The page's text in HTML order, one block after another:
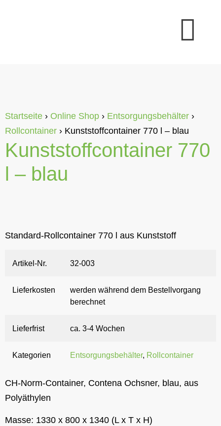
Startseite › Online Shop › Entsorgungsbehälter ›
Rollcontainer › Kunststoffcontainer 770 l – blau
Kunststoffcontainer 770
l – blau
Standard-Rollcontainer 770 l aus Kunststoff
Artikel-Nr. 32-003
Lieferkosten
werden während dem Bestellvorgang
berechnet
Lieferfrist ca. 3-4 Wochen
Kategorien Entsorgungsbehälter, Rollcontainer
CH-Norm-Container, Contena Ochsner, blau, aus
Polyäthylen
Masse: 1330 x 800 x 1340 (L x T x H)